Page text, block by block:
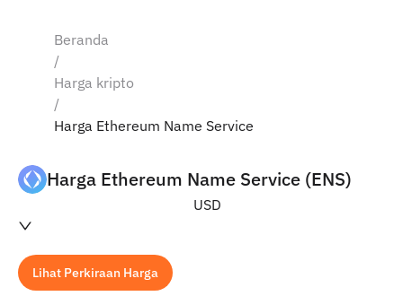
Beranda
/
Harga kripto
/
Harga Ethereum Name Service
Harga Ethereum Name Service (ENS)
USD
Lihat Perkiraan Harga